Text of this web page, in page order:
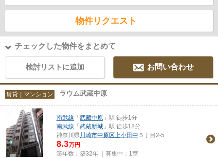
物件リクエスト
チェックした物件をまとめて
検討リストに追加 お問い合わせ
賃貸｜マンション ラウム武蔵中原
南武線 「武蔵中原 」駅 徒歩1分
南武線 「武蔵新城 」駅 徒歩18分
神奈川県川崎市中原区上小田中 ５丁目2-5
8.3万円
築年数：築32年 ｜募集中： 1室